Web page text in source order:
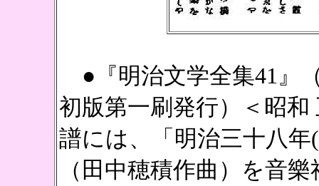
●『明治文学全集41』
初版第一刷発行）＜昭
譜には、「明治三十八
（田中穂積作曲）を音